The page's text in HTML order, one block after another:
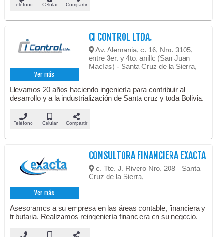
Teléfono Celular Compartir
Ver más
CI CONTROL LTDA.
Av. Alemania, c. 16, Nro. 3105,
entre 3er. y 4to. anillo (San Juan
Macías) - Santa Cruz de la Sierra,
Llevamos 20 años haciendo ingeniería para contribuir al
desarrollo y a la industrialización de Santa cruz y toda Bolivia.
Teléfono Celular Compartir
Ver más
CONSULTORA FINANCIERA EXACTA
c. Tte. J. Rivero Nro. 208 - Santa
Cruz de la Sierra,
Asesoramos a su empresa en las áreas contable, financiera y
tributaria. Realizamos reingeniería financiera en su negocio.